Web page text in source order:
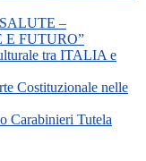
–
E FUTURO”
tra ITALIA e
Costituzionale nelle
Carabinieri Tutela